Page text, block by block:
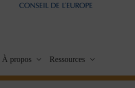
À propos Ressources